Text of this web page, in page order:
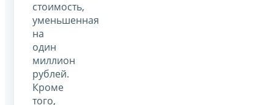
стоимость,
уменьшенная
на
один
миллион
рублей.
Кроме
того,